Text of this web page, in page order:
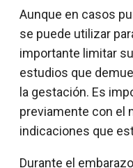
Aunque en casos
se puede utilizar
importante limitar
estudios que
la gestación. Es
previamente con el
indicaciones que
Durante el